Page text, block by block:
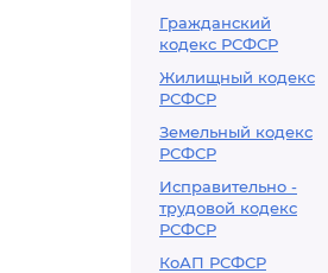
Гражданский
кодекс РСФСР
Жилищный кодекс
РСФСР
Земельный кодекс
РСФСР
Исправительно -
трудовой кодекс
РСФСР
КоАП РСФСР